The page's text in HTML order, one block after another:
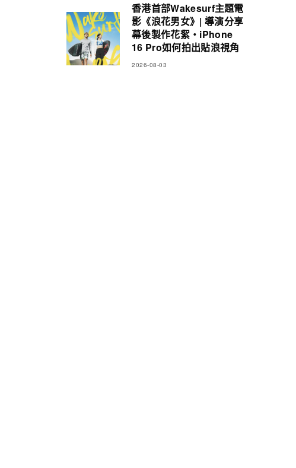
香港首部Wakesurf主題電
影《浪花男女》| 導演分享
幕後製作花絮・iPhone
16 Pro如何拍出貼浪視角
2026-08-03